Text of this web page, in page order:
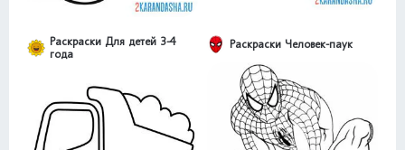
Раскраски Для детей 3-4
года
Раскраски Человек-паук